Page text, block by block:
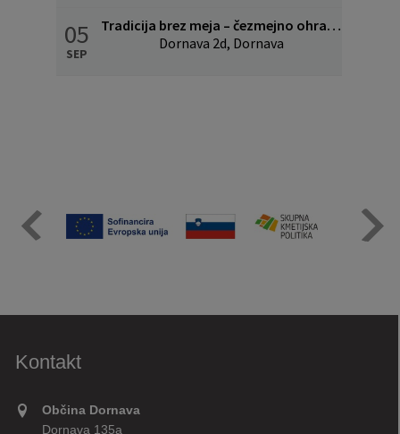
05
SEP
Tradicija brez meja – čezmejno ohranjanje kulinarične in kulturne dediščine
Dornava 2d, Dornava
Kontakt
Občina Dornava
Dornava 135a